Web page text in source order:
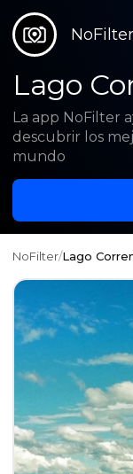
NoFilter
Lago
La app NoFilter
descubrir los
mundo
NoFilter/Lago